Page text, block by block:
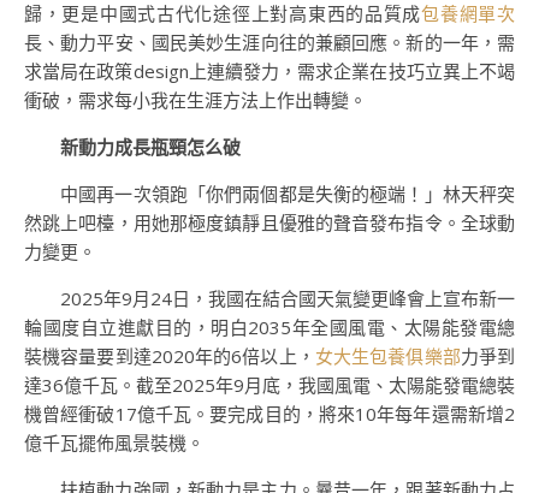
歸，更是中國式古代化途徑上對高東西的品質成包養網單次
長、動力平安、國民美妙生涯向往的兼顧回應。新的一年，需
求當局在政策design上連續發力，需求企業在技巧立異上不竭
衝破，需求每小我在生涯方法上作出轉變。
新動力成長瓶頸怎么破
中國再一次領跑「你們兩個都是失衡的極端！」林天秤突
然跳上吧檯，用她那極度鎮靜且優雅的聲音發布指令。全球動
力變更。
2025年9月24日，我國在結合國天氣變更峰會上宣布新一
輪國度自立進獻目的，明白2035年全國風電、太陽能發電總
裝機容量要到達2020年的6倍以上， 女大生包養俱樂部力爭到
達36億千瓦。截至2025年9月底，我國風電、太陽能發電總裝
機曾經衝破17億千瓦。要完成目的，將來10年每年還需新增2
億千瓦擺佈風景裝機。